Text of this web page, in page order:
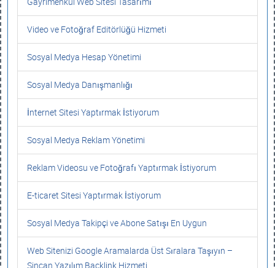
Video ve Fotoğraf Editörlüğü Hizmeti
Sosyal Medya Hesap Yönetimi
Sosyal Medya Danışmanlığı
İnternet Sitesi Yaptırmak İstiyorum
Sosyal Medya Reklam Yönetimi
Reklam Videosu ve Fotoğrafı Yaptırmak İstiyorum
E-ticaret Sitesi Yaptırmak İstiyorum
Sosyal Medya Takipçi ve Abone Satışı En Uygun
Web Sitenizi Google Aramalarda Üst Sıralara Taşıyın –
Sincan Yazılım Backlink Hizmeti